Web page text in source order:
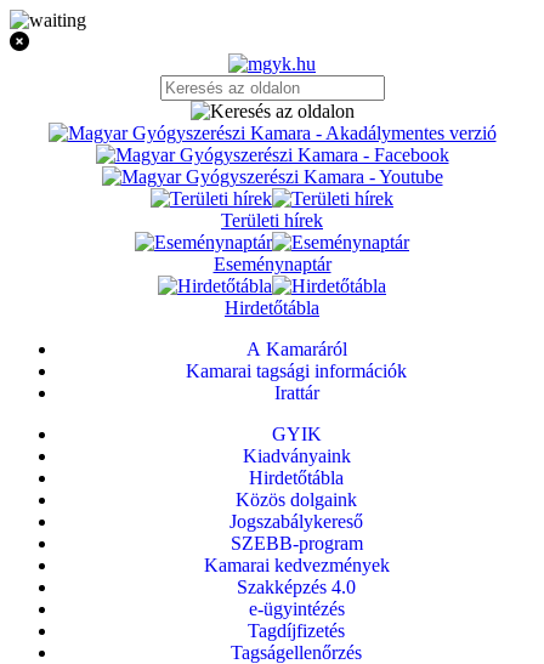
Területi hírek
Eseménynaptár
Hirdetőtábla
A Kamaráról
Kamarai tagsági információk
Irattár
GYIK
Kiadványaink
Hirdetőtábla
Közös dolgaink
Jogszabálykereső
SZEBB-program
Kamarai kedvezmények
Szakképzés 4.0
e-ügyintézés
Tagdíjfizetés
Tagságellenőrzés